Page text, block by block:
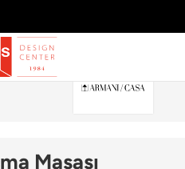
Casa
Masası